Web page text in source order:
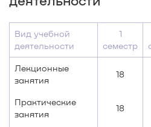
Вид учебной
деятельности
1
семестр
Лекционные
занятия
18
Практические
занятия
18